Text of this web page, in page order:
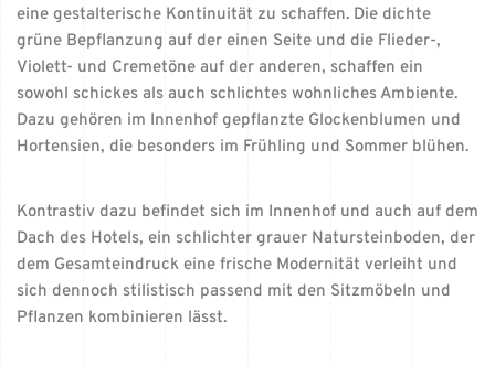
eine gestalterische Kontinuität zu schaffen. Die dichte
grüne Bepflanzung auf der einen Seite und die Flieder-,
Violett- und Cremetöne auf der anderen, schaffen ein
sowohl schickes als auch schlichtes wohnliches Ambiente.
Dazu gehören im Innenhof gepflanzte Glockenblumen und
Hortensien, die besonders im Frühling und Sommer blühen.
Kontrastiv dazu befindet sich im Innenhof und auch auf dem
Dach des Hotels, ein schlichter grauer Natursteinboden, der
dem Gesamteindruck eine frische Modernität verleiht und
sich dennoch stilistisch passend mit den Sitzmöbeln und
Pflanzen kombinieren lässt.